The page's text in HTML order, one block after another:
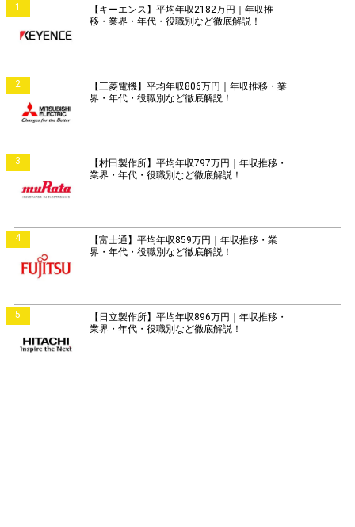
1
【キーエンス】平均年収2182万円｜年収推
移・業界・年代・役職別など徹底解説！
2
【三菱電機】平均年収806万円｜年収推移・業
界・年代・役職別など徹底解説！
3
【村田製作所】平均年収797万円｜年収推移・
業界・年代・役職別など徹底解説！
4
【富士通】平均年収859万円｜年収推移・業
界・年代・役職別など徹底解説！
5
【日立製作所】平均年収896万円｜年収推移・
業界・年代・役職別など徹底解説！